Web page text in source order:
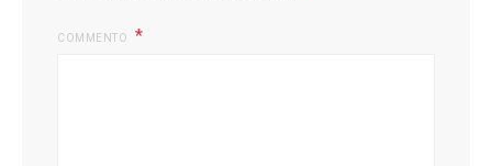
COMMENTO